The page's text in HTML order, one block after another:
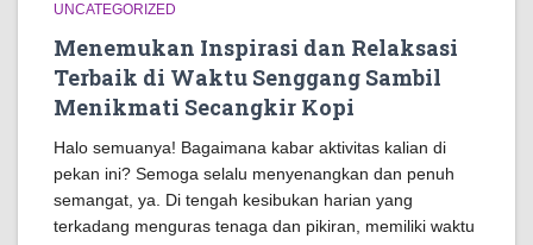
UNCATEGORIZED
Menemukan Inspirasi dan Relaksasi
Terbaik di Waktu Senggang Sambil
Menikmati Secangkir Kopi
Halo semuanya! Bagaimana kabar aktivitas kalian di
pekan ini? Semoga selalu menyenangkan dan penuh
semangat, ya. Di tengah kesibukan harian yang
terkadang menguras tenaga dan pikiran, memiliki waktu